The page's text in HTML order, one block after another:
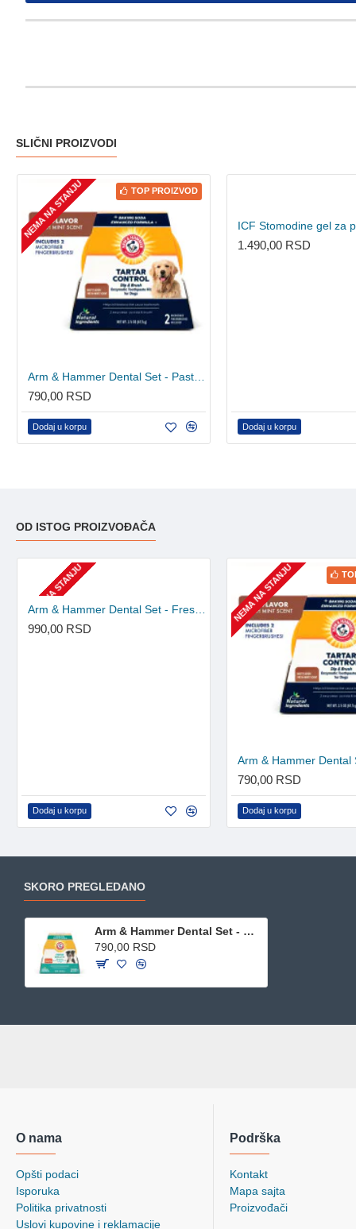
SLIČNI PROIZVODI
TOP PROIZVOD
NEMA NA STANJU
790,00 RSD
Dodaj u korpu
1.490,00 RSD
Dodaj u korpu
OD ISTOG PROIZVOĐAČA
NEMA NA STANJU
990,00 RSD
Dodaj u korpu
NEMA NA STANJU
790,00 RSD
Dodaj u korpu
SKORO PREGLEDANO
Arm & Hammer Dental Set - Pasta i 2 četkice navlake za prst
790,00 RSD
O nama
Opšti podaci
Isporuka
Politika privatnosti
Uslovi kupovine i reklamacije
Podrška
Kontakt
Mapa sajta
Proizvođači